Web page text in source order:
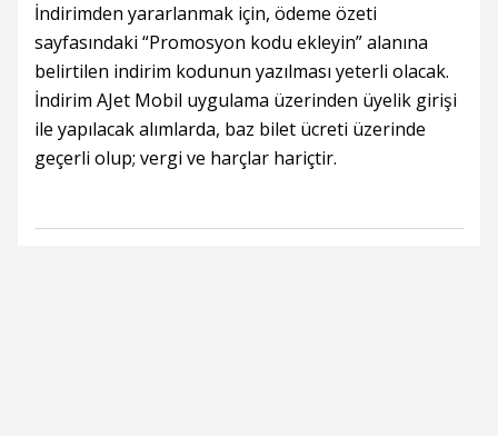
İndirimden yararlanmak için, ödeme özeti
sayfasındaki “Promosyon kodu ekleyin” alanına
belirtilen indirim kodunun yazılması yeterli olacak.
İndirim AJet Mobil uygulama üzerinden üyelik girişi
ile yapılacak alımlarda, baz bilet ücreti üzerinde
geçerli olup; vergi ve harçlar hariçtir.